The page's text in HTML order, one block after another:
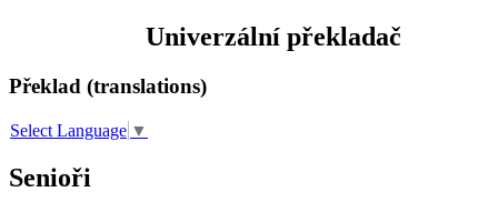
Univerzální překladač
Překlad (translations)
Select Language ▼
Senioři